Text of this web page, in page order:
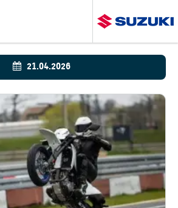
21.04.2026